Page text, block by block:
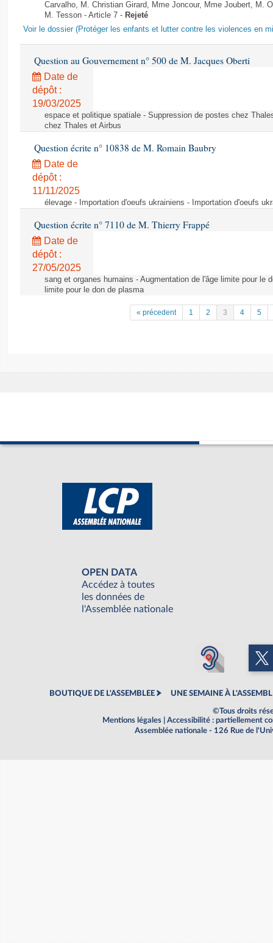
Carvalho, M. Christian Girard, Mme Joncour, Mme Joubert, M.
M. Tesson - Article 7 - Rejeté
Voir le dossier (Protéger les enfants et lutter contre les violences en
Question au Gouvernement n° 500 de M. Jacques Oberti
Date de
dépôt :
19/03/2025
espace et politique spatiale - Suppression de postes chez
chez Thales et Airbus
Question écrite n° 10838 de M. Romain Baubry
Date de
dépôt :
11/11/2025
élevage - Importation d'oeufs ukrainiens - Importation d'oeufs
Question écrite n° 7110 de M. Thierry Frappé
Date de
dépôt :
27/05/2025
sang et organes humains - Augmentation de l'âge limite pour le
limite pour le don de plasma
« précedent 1 2 3 4 5
OPEN DATA
Accédez à toutes
les données de
l'Assemblée nationale
BOUTIQUE DE L'ASSEMBLEE UNE SEMAINE À
©Tous droits
Mentions légales
Accessibilité : partiellement
Assemblée nationale - 126 Rue de